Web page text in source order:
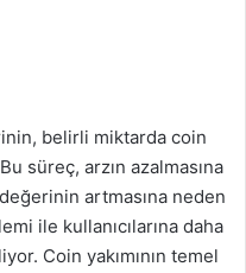
belirli miktarda coin
süreç, arzın azalmasına
artmasına neden
ile kullanıcılarına daha
Coin yakımının temel